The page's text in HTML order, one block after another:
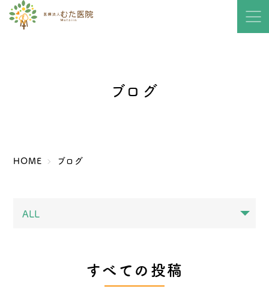
ブログ
HOME ブログ
すべての投稿